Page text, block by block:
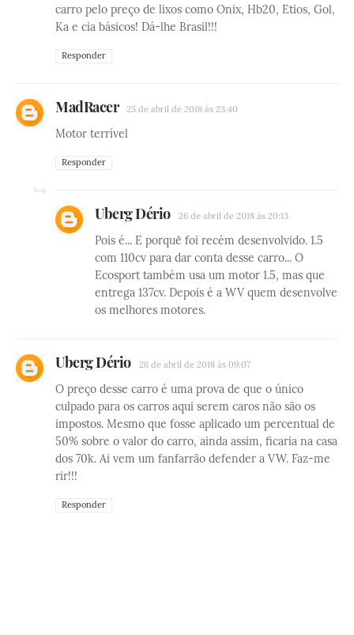
carro pelo preço de lixos como Onix, Hb20, Etios, Gol,
Ka e cia básicos! Dá-lhe Brasil!!!
Responder
MadRacer 25 de abril de 2018 às 23:40
Motor terrível
Responder
Uberg Dério 26 de abril de 2018 às 20:13
Pois é... E porquê foi recém desenvolvido. 1.5
com 110cv para dar conta desse carro... O
Ecosport também usa um motor 1.5, mas que
entrega 137cv. Depois é a WV quem desenvolve
os melhores motores.
Uberg Dério 26 de abril de 2018 às 09:07
O preço desse carro é uma prova de que o único
culpado para os carros aqui serem caros não são os
impostos. Mesmo que fosse aplicado um percentual de
50% sobre o valor do carro, ainda assim, ficaria na casa
dos 70k. Ai vem um fanfarrão defender a VW. Faz-me
rir!!!
Responder